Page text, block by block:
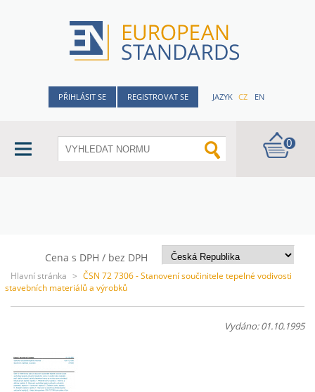
PŘIHLÁSIT SE REGISTROVAT SE JAZYK CZ EN
0
Cena s DPH / bez DPH
Hlavní stránka > ČSN 72 7306 - Stanovení součinitele tepelné vodivosti
stavebních materiálů a výrobků
Vydáno: 01.10.1995